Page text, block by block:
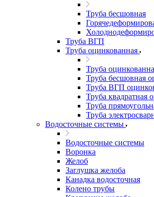
Труба бесшовная
Труба ВГП
Труба оцинкованная
Труба
Труба бесшовная
Труба ВГП
Труба квадратная
Труба
Труба
Водосточные системы
Водосточные системы
Воронка
Желоб
Заглушка желоба
Канадка водосточная
Колено трубы